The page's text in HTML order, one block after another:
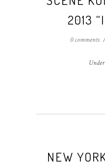
2013
0 comments
NEW